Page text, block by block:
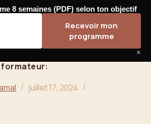
juillet 17, 2024
8 semaines (PDF) selon ton objectif
Recevoir mon
programme
×